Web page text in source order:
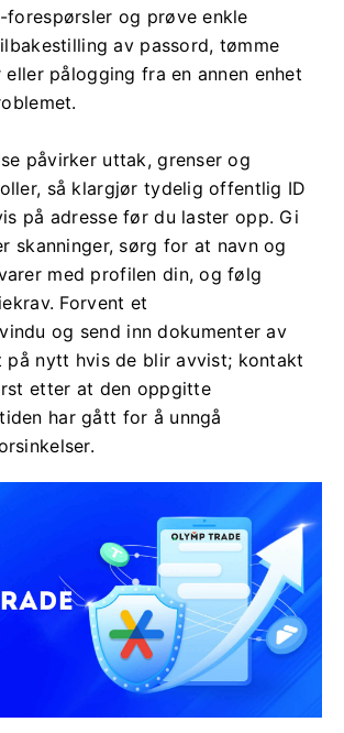
forespørsler og prøve enkle
av passord, tømme
pålogging fra en annen enhet
påvirker uttak, grenser og
så klargjør tydelig offentlig ID
på adresse før du laster opp. Gi
skanninger, sørg for at navn og
med profilen din, og følg
Forvent et
og send inn dokumenter av
på nytt hvis de blir avvist; kontakt
etter at den oppgitte
har gått for å unngå